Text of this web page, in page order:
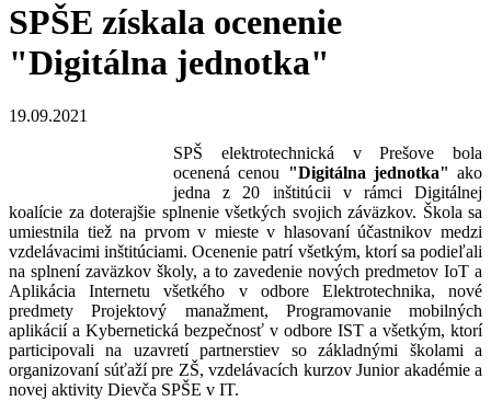
SPŠE získala ocenenie
"Digitálna jednotka"
19.09.2021
SPŠ elektrotechnická v Prešove bola
ocenená cenou "Digitálna jednotka" ako
jedna z 20 inštitúcii v rámci Digitálnej
koalície za doterajšie splnenie všetkých svojich záväzkov. Škola sa
umiestnila tiež na prvom v mieste v hlasovaní účastnikov medzi
vzdelávacimi inštitúciami. Ocenenie patrí všetkým, ktorí sa podieľali
na splnení zaväzkov školy, a to zavedenie nových predmetov IoT a
Aplikácia Internetu všetkého v odbore Elektrotechnika, nové
predmety Projektový manažment, Programovanie mobilných
aplikácií a Kybernetická bezpečnosť v odbore IST a všetkým, ktorí
participovali na uzavretí partnerstiev so základnými školami a
organizovaní súťaží pre ZŠ, vzdelávacích kurzov Junior akadémie a
novej aktivity Dievča SPŠE v IT.